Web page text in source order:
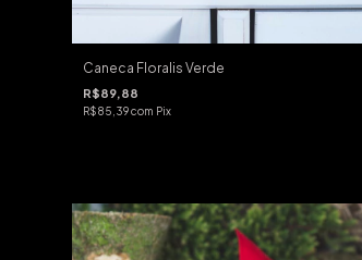
Caneca Floralis Verde
R$89,88
R$85,39com Pix